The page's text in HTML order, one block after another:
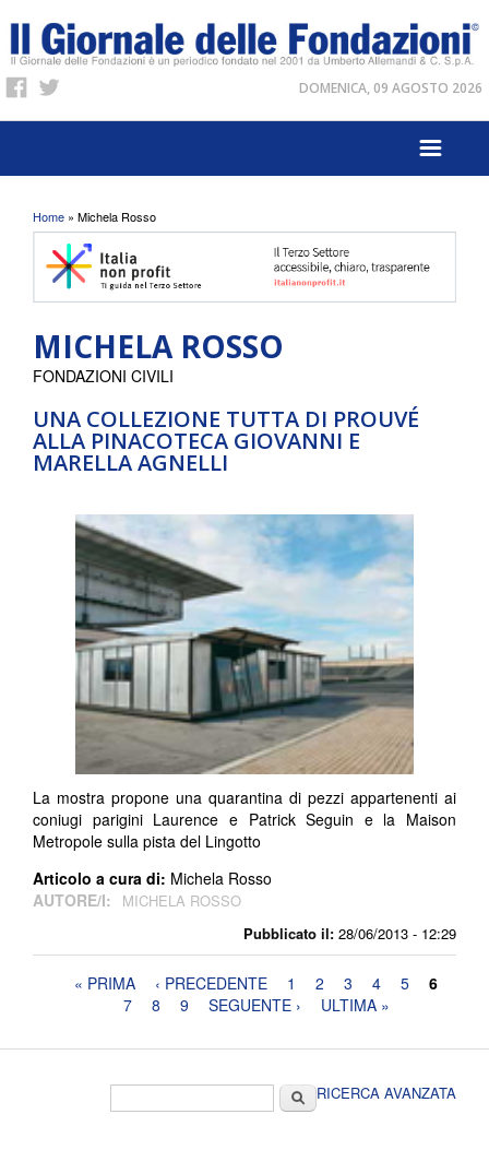
DOMENICA, 09 AGOSTO 2026
Tu sei qui
Home » Michela Rosso
MICHELA ROSSO
UNA COLLEZIONE TUTTA DI PROUVÉ
ALLA PINACOTECA GIOVANNI E
MARELLA AGNELLI
Pubblicato il: 28/06/2013 - 12:29
FONDAZIONI CIVILI
La mostra propone una quarantina di pezzi appartenenti ai
coniugi parigini Laurence e Patrick Seguin e la Maison
Metropole sulla pista del Lingotto
Articolo a cura di: Michela Rosso
AUTORE/I:
MICHELA ROSSO
Pagine« PRIMA ‹ PRECEDENTE 1 2 3 4 5
6
7
8 9 SEGUENTE › ULTIMA »
CercaRICERCA AVANZATA